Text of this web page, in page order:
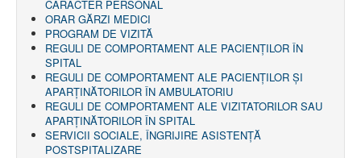
CARACTER PERSONAL
ORAR GĂRZI MEDICI
PROGRAM DE VIZITĂ
REGULI DE COMPORTAMENT ALE PACIENȚILOR ÎN
SPITAL
REGULI DE COMPORTAMENT ALE PACIENȚILOR ȘI
APARȚINĂTORILOR ÎN AMBULATORIU
REGULI DE COMPORTAMENT ALE VIZITATORILOR SAU
APARȚINĂTORILOR ÎN SPITAL
SERVICII SOCIALE, ÎNGRIJIRE ASISTENŢĂ
POSTSPITALIZARE